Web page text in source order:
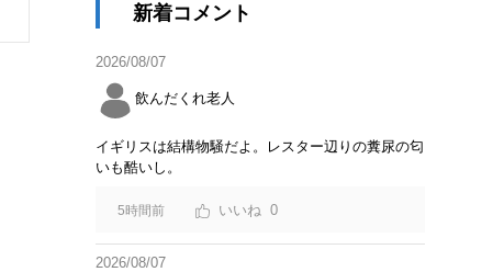
新着コメント
2026/08/07
飲んだくれ老人
イギリスは結構物騒だよ。レスター辺りの糞尿の匂
いも酷いし。
5時間前 0
2026/08/07